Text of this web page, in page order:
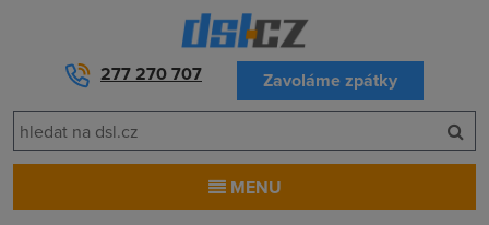
277 270 707 Zavoláme zpátky
MENU